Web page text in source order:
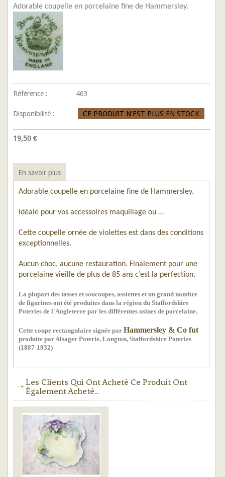
Adorable coupelle en porcelaine fine de Hammersley.
Référence : 463
Disponibilité : CE PRODUIT N'EST PLUS EN STOCK
19,50 €
En savoir plus
Adorable coupelle en porcelaine fine de Hammersley.
Idéale pour vos accessoires maquillage ou …
Cette coupelle ornée de violettes est dans des conditions
exceptionnelles.
Aucun choc, aucune restauration. Finalement pour une
porcelaine vieille de plus de 85 ans c’est la perfection.
La plupart des tasses et soucoupes, assiettes et un grand nombre
de figurines ont été produites dans la région du Staffordshire
Poteries de l'Angleterre par les différentes usines de porcelaine.
Cette coupe rectangulaire signée par Hammersley & Co fut
produite par Alsager Poterie, Longton, Staffordshire Poteries
(1887-1932)
Les Clients Qui Ont Acheté Ce Produit Ont
Également Acheté...